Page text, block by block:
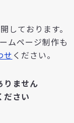
しております。
ムページ制作も
せ ください。
りません
ださい